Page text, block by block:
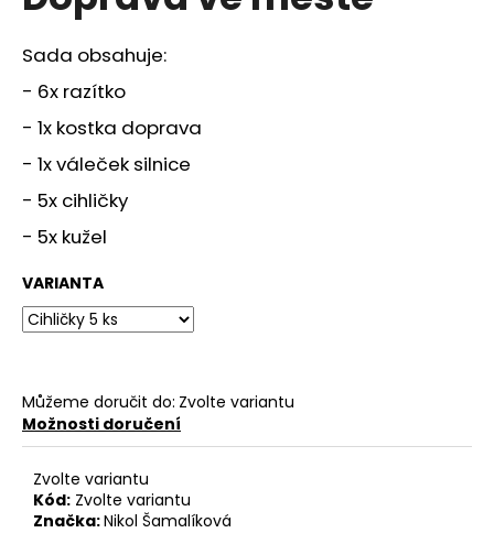
z
5
hvězdiček.
Sada obsahuje:
- 6x razítko
- 1x kostka doprava
- 1x váleček silnice
- 5x cihličky
- 5x kužel
VARIANTA
Můžeme doručit do: Zvolte variantu
Možnosti doručení
Zvolte variantu
Kód: Zvolte variantu
Značka:Nikol Šamalíková
j
í
p
o
r
u
č
u